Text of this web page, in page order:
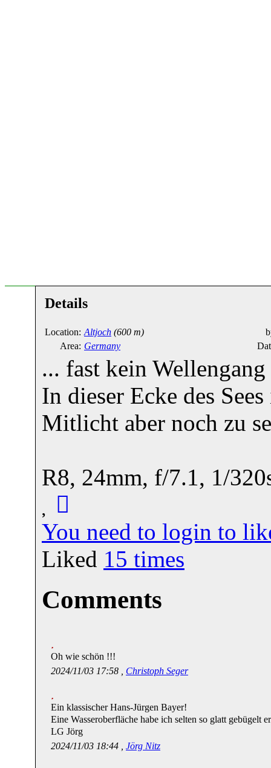
Details
Location: Altjoch (600 m)
Area: Germany
... fast kein
In dieser Ecke des
Mitlicht aber noch zu
R8, 24mm, f/7.1, 1/
You need to login to
Liked 15 times
Comments
Oh wie schön !!!
2024/11/03 17:58 , Christoph Seger
Ein klassischer Hans-Jürgen Bayer!
Eine Wasseroberfläche habe ich selten so glatt gebügelt
LG Jörg
2024/11/03 18:44 , Jörg Nitz